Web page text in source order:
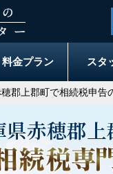
料金プラン スタ
郡上郡町で相続税申告
県赤穂郡